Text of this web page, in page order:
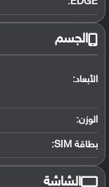
الجسم
الأبعاد:
الوزن:
بطاقة SIM:
الشاشة